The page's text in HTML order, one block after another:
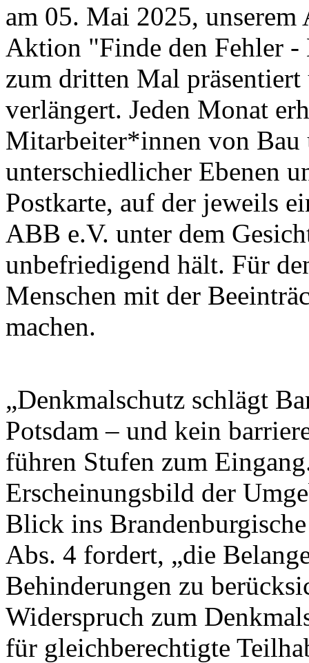
am 05. Mai 2025,
Aktion "Finde den Fehler -
zum dritten Mal
verlängert. Jeden Monat
Mitarbeiter*innen von Bau
unterschiedlicher Ebenen
Postkarte, auf der jeweils
ABB e.V. unter dem
unbefriedigend hält. Für
Menschen mit der
machen.
„Denkmalschutz schlägt
Potsdam – und kein
führen Stufen zum
Erscheinungsbild der
Blick ins
Abs. 4 fordert, „die
Behinderungen zu
Widerspruch zum
für gleichberechtigte